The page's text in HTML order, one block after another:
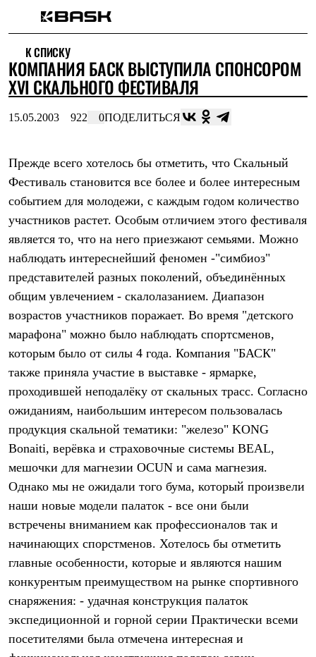
Интернет-магазин
Мужская одежда
Утепленная пухом
Куртки
Жилеты
Куртки
Брюки
Штормовая одежда
Куртки
Софтшелл одежда
Куртки
Брюки
Флисовая одежда
Куртки
Брюки
Термобелье
Теплое термобелье
Среднее термобелье
Легкое термобелье
Лёгкая одежда
Футболки
Рубашки
Толстовки
Брюки
Шорты
Женская одежда
Утепленная пухом
Куртки
Брюки
Жилеты
Утепленная синтетикой
Куртки
Брюки
Штормовая одежда
Софтшелл одежда
Куртки
Брюки
Лёгкая одежда
Рубашки
К СПИСКУ
КОМПАНИЯ БАСК ВЫСТУПИЛА СПОНСОРОМ
XVI СКАЛЬНОГО ФЕСТИВАЛЯ
15.05.2003 922 0ПОДЕЛИТЬСЯ
Прежде всего хотелось бы отметить, что Скальный
Фестиваль становится все более и более интересным
событием для молодежи, с каждым годом количество
участников растет. Особым отличием этого фестиваля
является то, что на него приезжают семьями. Можно
наблюдать интереснейший феномен -"симбиоз"
представителей разных поколений, объединённых
общим увлечением - скалолазанием. Диапазон
возрастов участников поражает. Во время "детского
марафона" можно было наблюдать спортсменов,
которым было от силы 4 года. Компания "БАСК"
также приняла участие в выставке - ярмарке,
проходившей неподалёку от скальных трасс. Согласно
ожиданиям, наибольшим интересом пользовалась
продукция скальной тематики: "железо" KONG
Bonaiti, верёвка и страховочные системы BEAL,
мешочки для магнезии OCUN и сама магнезия.
Однако мы не ожидали того бума, который произвели
наши новые модели палаток - все они были
встречены вниманием как профессионалов так и
начинающих спорстменов. Хотелось бы отметить
главные особенности, которые и являются нашим
конкурентым преимуществом на рынке спортивного
снаряжения: - удачная конструкция палаток
экспедиционной и горной серии Практически всеми
посетителями была отмечена интересная и